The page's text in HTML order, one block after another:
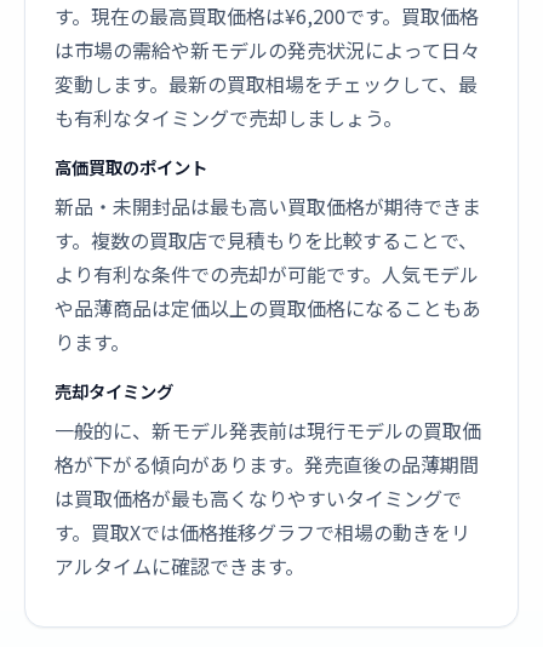
す。現在の最高買取価格は¥6,200です。買取価格
は市場の需給や新モデルの発売状況によって日々
変動します。最新の買取相場をチェックして、最
も有利なタイミングで売却しましょう。
高価買取のポイント
新品・未開封品は最も高い買取価格が期待できま
す。複数の買取店で見積もりを比較することで、
より有利な条件での売却が可能です。人気モデル
や品薄商品は定価以上の買取価格になることもあ
ります。
売却タイミング
一般的に、新モデル発表前は現行モデルの買取価
格が下がる傾向があります。発売直後の品薄期間
は買取価格が最も高くなりやすいタイミングで
す。買取Xでは価格推移グラフで相場の動きをリ
アルタイムに確認できます。